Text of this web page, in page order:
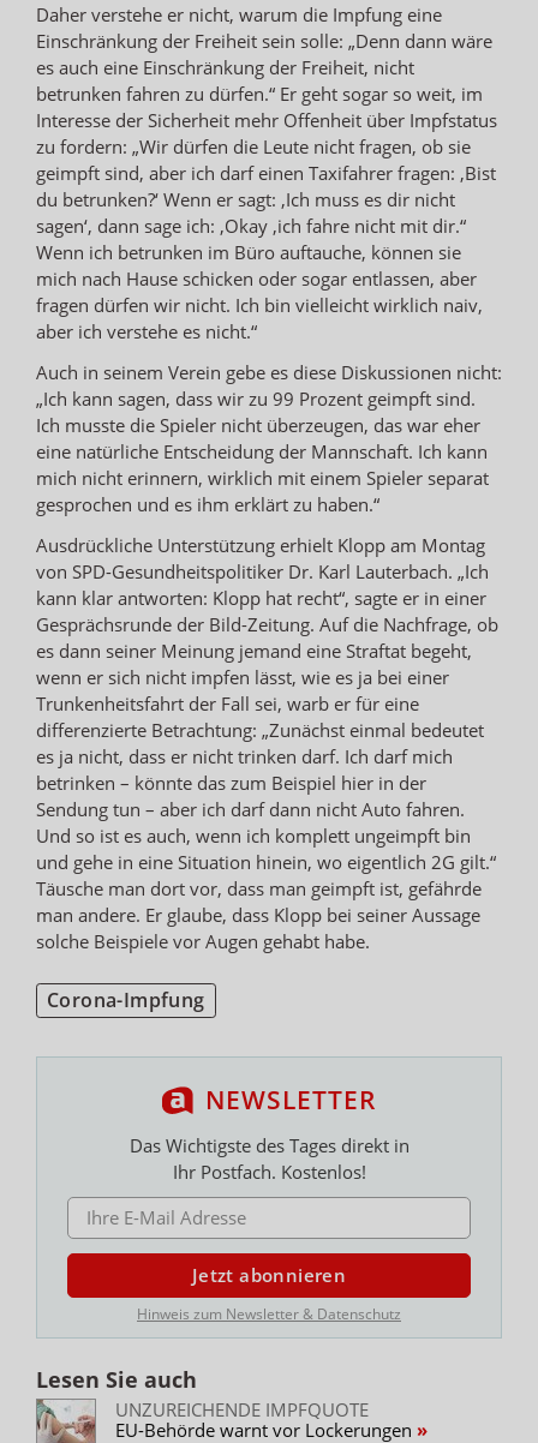
Daher verstehe er nicht, warum die Impfung eine
Einschränkung der Freiheit sein solle: „Denn dann wäre
es auch eine Einschränkung der Freiheit, nicht
betrunken fahren zu dürfen.“ Er geht sogar so weit, im
Interesse der Sicherheit mehr Offenheit über Impfstatus
zu fordern: „Wir dürfen die Leute nicht fragen, ob sie
geimpft sind, aber ich darf einen Taxifahrer fragen: ‚Bist
du betrunken?‘ Wenn er sagt: ‚Ich muss es dir nicht
sagen‘, dann sage ich: ‚Okay ,ich fahre nicht mit dir.“
Wenn ich betrunken im Büro auftauche, können sie
mich nach Hause schicken oder sogar entlassen, aber
fragen dürfen wir nicht. Ich bin vielleicht wirklich naiv,
aber ich verstehe es nicht.“
Auch in seinem Verein gebe es diese Diskussionen nicht:
„Ich kann sagen, dass wir zu 99 Prozent geimpft sind.
Ich musste die Spieler nicht überzeugen, das war eher
eine natürliche Entscheidung der Mannschaft. Ich kann
mich nicht erinnern, wirklich mit einem Spieler separat
gesprochen und es ihm erklärt zu haben.“
Ausdrückliche Unterstützung erhielt Klopp am Montag
von SPD-Gesundheitspolitiker Dr. Karl Lauterbach. „Ich
kann klar antworten: Klopp hat recht“, sagte er in einer
Gesprächsrunde der Bild-Zeitung. Auf die Nachfrage, ob
es dann seiner Meinung jemand eine Straftat begeht,
wenn er sich nicht impfen lässt, wie es ja bei einer
Trunkenheitsfahrt der Fall sei, warb er für eine
differenzierte Betrachtung: „Zunächst einmal bedeutet
es ja nicht, dass er nicht trinken darf. Ich darf mich
betrinken – könnte das zum Beispiel hier in der
Sendung tun – aber ich darf dann nicht Auto fahren.
Und so ist es auch, wenn ich komplett ungeimpft bin
und gehe in eine Situation hinein, wo eigentlich 2G gilt.“
Täusche man dort vor, dass man geimpft ist, gefährde
man andere. Er glaube, dass Klopp bei seiner Aussage
solche Beispiele vor Augen gehabt habe.
Corona-Impfung
NEWSLETTER
Das Wichtigste des Tages direkt in
Ihr Postfach. Kostenlos!
E-MAIL ADRESSE
Jetzt abonnieren
Hinweis zum Newsletter & Datenschutz
Lesen Sie auch
UNZUREICHENDE IMPFQUOTE
EU-Behörde warnt vor Lockerungen